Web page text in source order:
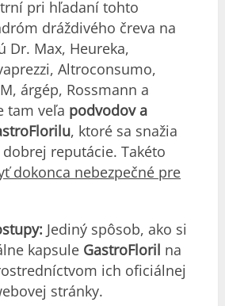
pri hľadaní tohto
dráždivého čreva na
Dr. Max, Heureka,
Altroconsumo,
árgép, Rossmann a
tam veľa podvodov a
, ktoré sa snažia
reputácie. Takéto
dokonca nebezpečné pre
Jediný spôsob, ako si
kapsule GastroFloril na
ich oficiálnej
stránky.